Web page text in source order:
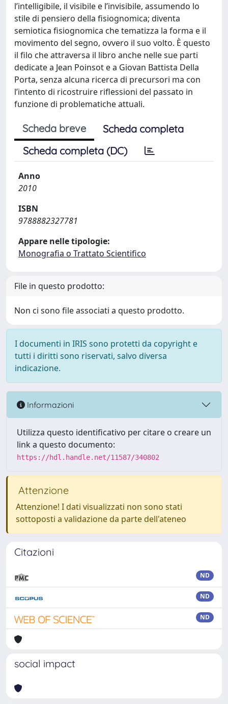
l’intelligibile, il visibile e l’invisibile, assumendo lo
stile di pensiero della fisiognomica; diventa
semiotica fisiognomica che tematizza la forma e il
movimento del segno, ovvero il suo volto. È questo
il filo che attraversa il libro anche nelle sue parti
dedicate a Jean Poinsot e a Giovan Battista Della
Porta, senza alcuna ricerca di precursori ma con
l’intento di ricostruire riflessioni del passato in
funzione di problematiche attuali.
Scheda breve
Scheda completa
Scheda completa (DC)
Anno
2010
ISBN
9788882327781
Appare nelle tipologie:
Monografia o Trattato Scientifico
File in questo prodotto:
Non ci sono file associati a questo prodotto.
I documenti in IRIS sono protetti da copyright e
tutti i diritti sono riservati, salvo diversa
indicazione.
Informazioni
Utilizza questo identificativo per citare o creare un
link a questo documento:
https://hdl.handle.net/11587/340802
Attenzione
Attenzione! I dati visualizzati non sono stati
sottoposti a validazione da parte dell'ateneo
Citazioni
ND
ND
ND
social impact